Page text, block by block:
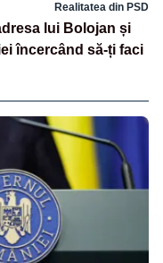
Realitatea din PSD
lui Bolojan și
încercând să-ți faci